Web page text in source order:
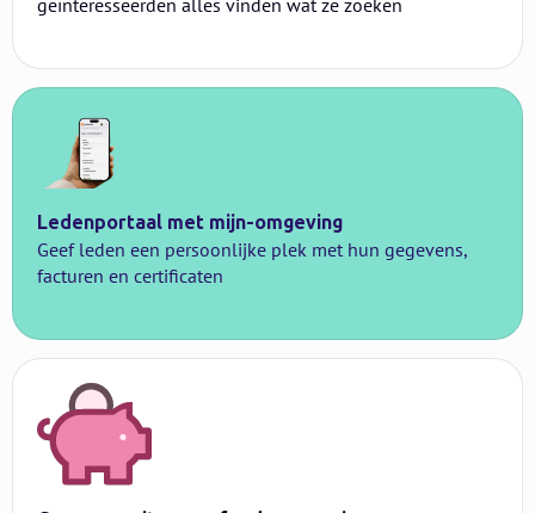
Ledenportaal met mijn-omgeving
Geef leden een persoonlijke plek met hun gegevens,
facturen en certificaten